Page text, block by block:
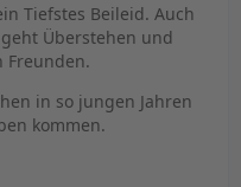
Tiefstes Beileid. Auch
Überstehen und
Freunden.
in so jungen Jahren
kommen.